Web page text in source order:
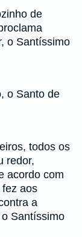
de
o Santíssimo
o Santo de
todos os
redor,
acordo com
aos
a
Santíssimo